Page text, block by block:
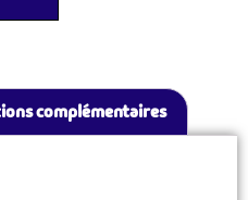
complémentaires